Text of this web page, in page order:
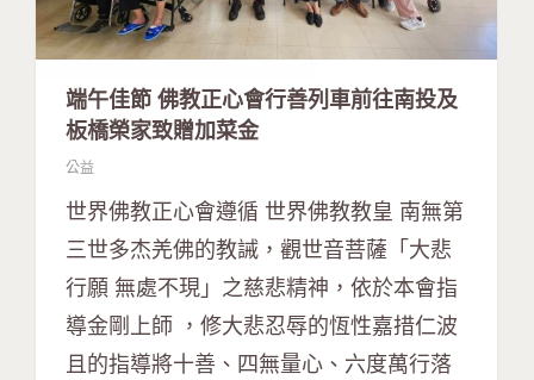
端午佳節 佛教正心會行善列車前往南投及
板橋榮家致贈加菜金
公益
世界佛教正心會遵循 世界佛教教皇 南無第
三世多杰羌佛的教誡，觀世音菩薩「大悲
行願 無處不現」之慈悲精神，依於本會指
導金剛上師 ，修大悲忍辱的恆性嘉措仁波
且的指導將十善、四無量心、六度萬行落